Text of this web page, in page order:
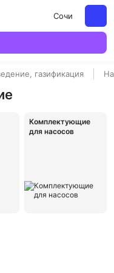
Сочи
газификация
Комплектующие
для насосов